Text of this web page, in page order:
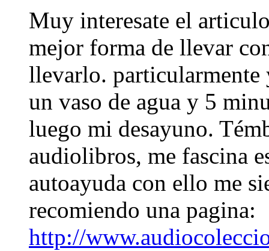
Muy interesate el
mejor forma de llevar
llevarlo. particularmente
un vaso de agua y 5
luego mi desayuno.
audiolibros, me fascina
autoayuda con ello me
recomiendo una pagina:
http://